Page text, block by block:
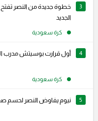
3
خطوة جديدة من النصر تفتح
الجديد
كرة سعودية
4 أول قرارت بوسيتش مدرب
كرة سعودية
5 نيوم يفاوض النصر لحسم